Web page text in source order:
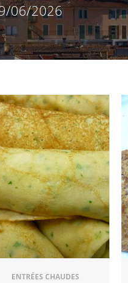
06/2026
ENTRÉES CHAUDES